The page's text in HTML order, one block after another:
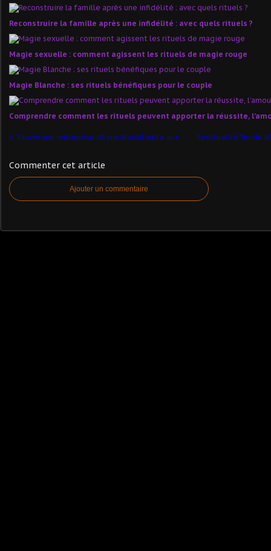
Reconstruire la famille après une infidélité : avec quels rituels ?
Magie sexuelle : comment agissent les rituels de magie rouge
Magie Blanche : ses rituels bénéfiques pour le couple
Comprendre comment les rituels peuvent apporter la réussite,
Sauver son entreprise et son travail suite aux instabilités en cours et à venir
Commenter cet article
Ajouter un commentaire